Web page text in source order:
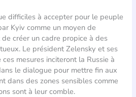
difficiles à accepter pour le peuple
Kyiv comme un moyen de
créer un cadre propice à des
Le président Zelensky et ses
mesures inciteront la Russie à
le dialogue pour mettre fin aux
dans des zones sensibles comme
sont à leur comble.